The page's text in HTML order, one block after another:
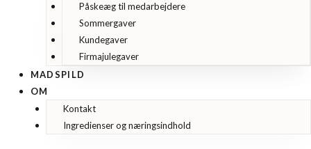
Påskeæg til medarbejdere
Sommergaver
Kundegaver
Firmajulegaver
MADSPILD
OM
Kontakt
Ingredienser og næringsindhold